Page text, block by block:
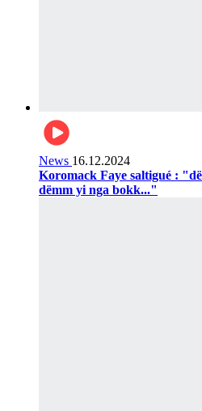
News 16.12.2024
Koromack Faye saltigué :
dëmm yi nga bokk..."